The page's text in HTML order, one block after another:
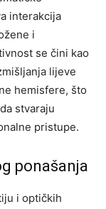
interakcija
i
se čini kao
lijeve
hemisfere, što
stvaraju
pristupe.
ponašanja
i optičkih